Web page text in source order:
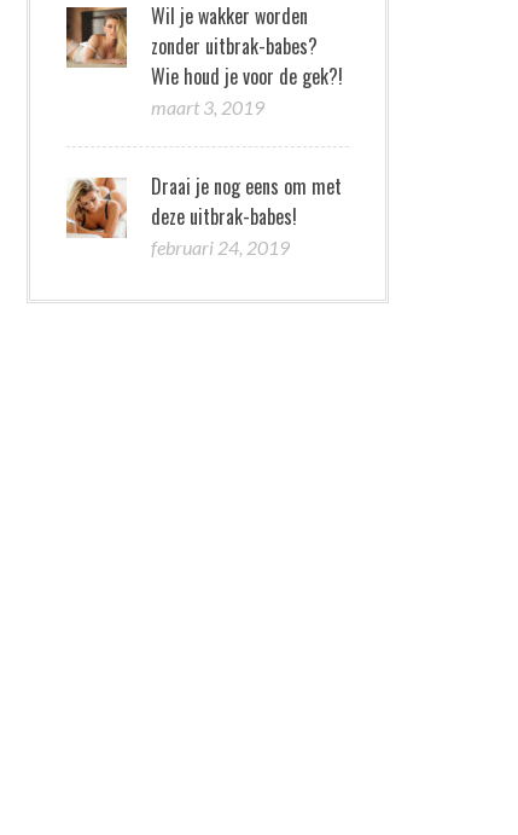
Wil je wakker worden
zonder uitbrak-babes?
Wie houd je voor de gek?!
maart 3, 2019
Draai je nog eens om met
deze uitbrak-babes!
februari 24, 2019